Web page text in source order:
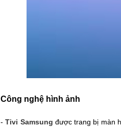
Công nghệ hình ảnh
-Tivi Samsung được trang bị màn